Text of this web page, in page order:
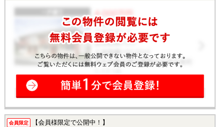
会員限定 【会員様限定で公開中！】